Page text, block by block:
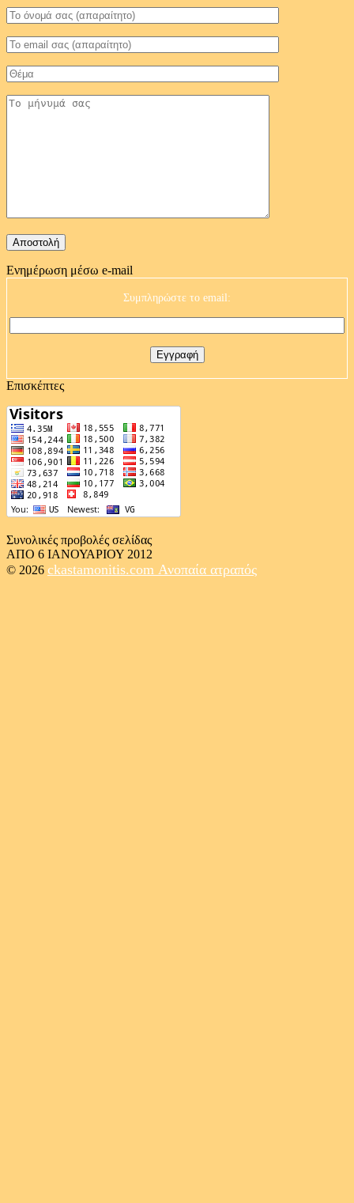
Ενημέρωση μέσω e-mail
Συμπληρώστε το email:
Επισκέπτες
Συνολικές προβολές σελίδας
ΑΠΟ 6 ΙΑΝΟΥΑΡΙΟΥ 2012
© 2026 ckastamonitis.com Ανοπαία ατραπός